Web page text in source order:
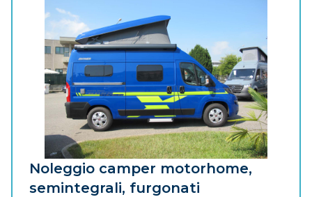
Noleggio camper motorhome,
semintegrali, furgonati